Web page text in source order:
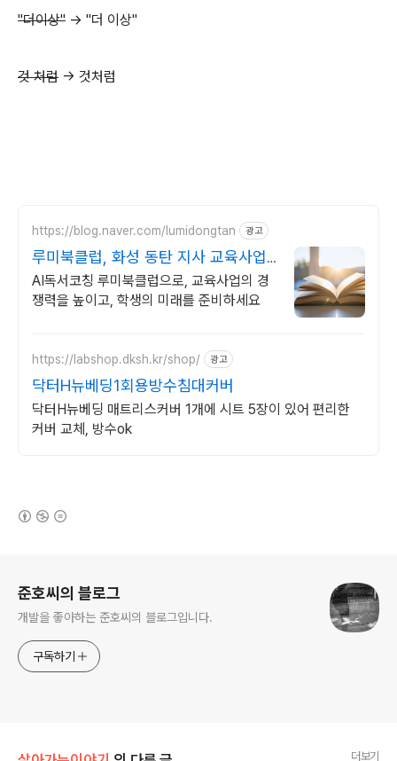
"더이상" -> "더 이상"
것 처럼 -> 것처럼
https://blog.naver.com/lumidongtan 광고
루미북클럽, 화성 동탄 지사 교육사업
의 기초 경쟁력
AI독서코칭 루미북클럽으로, 교육사업의 경
쟁력을 높이고, 학생의 미래를 준비하세요
https://labshop.dksh.kr/shop/ 광고
닥터H뉴베딩1회용방수침대커버
닥터H뉴베딩 매트리스커버 1개에 시트 5장이 있어 편리한
커버 교체, 방수ok
준호씨의 블로그
개발을 좋아하는 준호씨의 블로그입니다.
구독하기
더보기